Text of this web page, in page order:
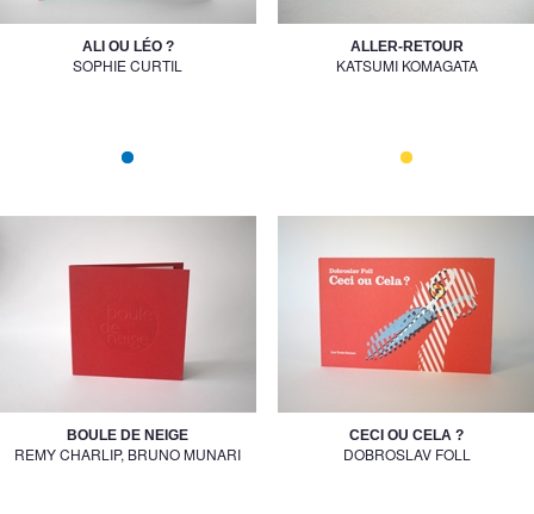
ALI OU LÉO ?
SOPHIE CURTIL
ALLER-RETOUR
KATSUMI KOMAGATA
BOULE DE NEIGE
REMY CHARLIP, BRUNO MUNARI
CECI OU CELA ?
DOBROSLAV FOLL